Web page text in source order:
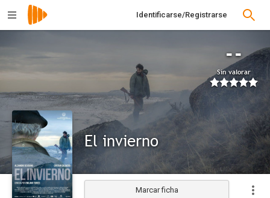
Identificarse/Registrarse
--
Sin valorar
El invierno
Marcar ficha